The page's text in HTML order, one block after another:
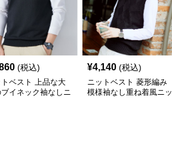
(税込)
トベスト 上品な大
ブイネック袖なしニ
¥4,140 (税込)
ニットベスト 菱形編み
模様袖なし重ね着風ニッ